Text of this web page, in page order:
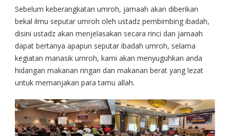
Sebelum keberangkatan umroh, jamaah akan diberikan
bekal ilmu seputar umroh oleh ustadz pembimbing ibadah,
disini ustadz akan menjelasakan secara rinci dan jamaah
dapat bertanya apapun seputar ibadah umroh, selama
kegiatan manasik umroh, kami akan menyuguhkan anda
hidangan makanan ringan dan makanan berat yang lezat
untuk memanjakan para tamu allah.